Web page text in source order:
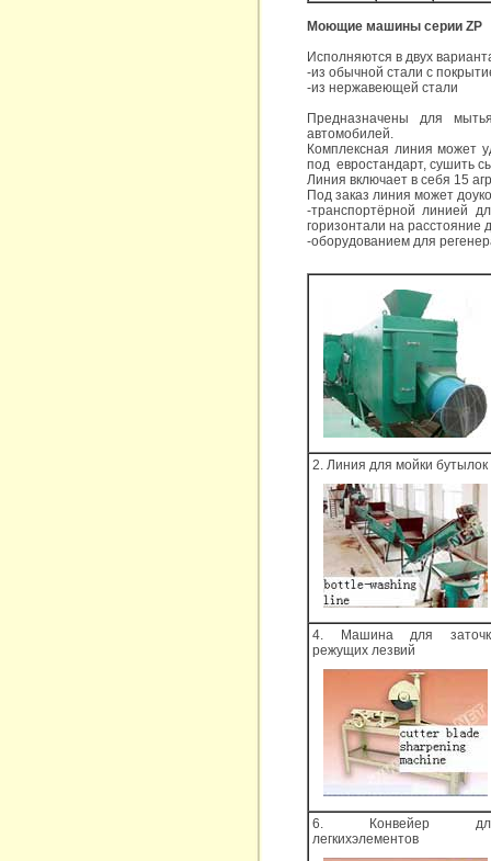
Моющие машины серии ZP
Исполняются в двух
-из обычной стали с
-из нержавеющей стали
Предназначены для
автомобилей.
Комплексная линия может
под евростандарт, сушить
Линия включает в себя 15
Под заказ линия может
-транспортёрной линией
горизонтали на расстояние
-оборудованием для
2. Линия для мойки бутылок
4. Машина для
режущих лезвий
6. Конвейер
легкихэлементов